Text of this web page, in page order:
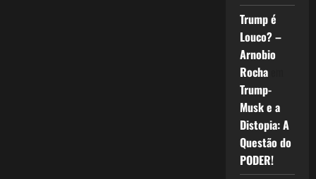
Trump é
Louco? –
Arnobio
Rochaem
Trump-
Musk e a
Distopia: A
Questão do
PODER!